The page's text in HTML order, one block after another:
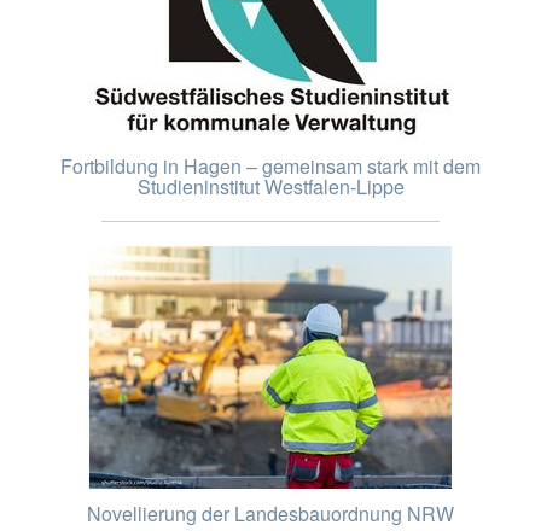
Fortbildung in Hagen – gemeinsam stark mit dem
Studieninstitut Westfalen-Lippe
Novellierung der Landesbauordnung NRW